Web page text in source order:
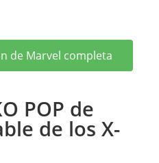
de Marvel completa
POP de
de los X-